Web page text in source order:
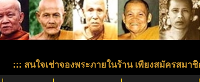
ช่าจองพระภายในร้าน เพียงสมัครสมาชิกก็เข้าจอ